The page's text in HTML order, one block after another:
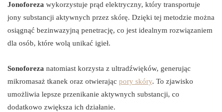
Jonoforeza wykorzystuje prąd elektryczny, który transportuje
jony substancji aktywnych przez skórę. Dzięki tej metodzie można
osiągnąć bezinwazyjną penetrację, co jest idealnym rozwiązaniem
dla osób, które wolą unikać igieł.
Sonoforeza natomiast korzysta z ultradźwięków, generując
mikromasaż tkanek oraz otwierając pory skóry. To zjawisko
umożliwia lepsze przenikanie aktywnych substancji, co
dodatkowo zwiększa ich działanie.